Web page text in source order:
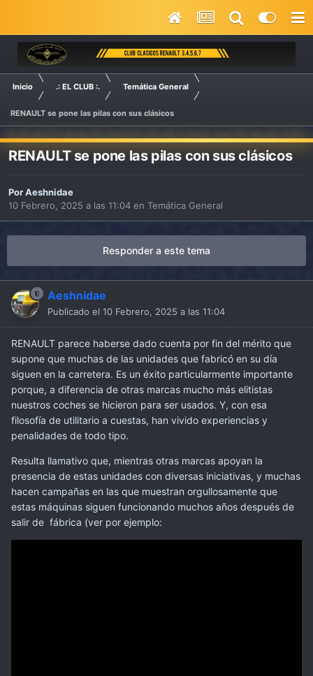
Inicio .: EL CLUB :. Temática General
RENAULT se pone las pilas con sus clásicos
RENAULT se pone las pilas con sus clásicos
PorAeshnidae
10 Febrero, 2025 a las 11:04 en Temática General
Responder a este tema
Aeshnidae
Publicado el 10 Febrero, 2025 a las 11:04
RENAULT parece haberse dado cuenta por fin del mérito que
supone que muchas de las unidades que fabricó en su día
siguen en la carretera. Es un éxito particularmente importante
porque, a diferencia de otras marcas mucho más elitistas
nuestros coches se hicieron para ser usados. Y, con esa
filosofía de utilitario a cuestas, han vivido experiencias y
penalidades de todo tipo.
Resulta llamativo que, mientras otras marcas apoyan la
presencia de estas unidades con diversas iniciativas, y muchas
hacen campañas en las que muestran orgullosamente que
estas máquinas siguen funcionando muchos años después de
salir de fábrica (ver por ejemplo: